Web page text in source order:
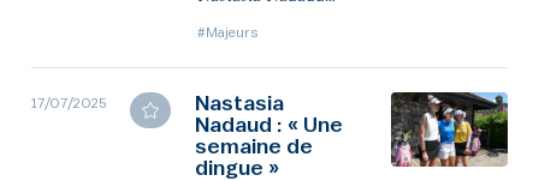
l’AIG Women’s Open
2025, dernier Majeur
de la saison.
#Majeurs
17/07/2025
Nastasia
Nadaud : « Une
semaine de
dingue »